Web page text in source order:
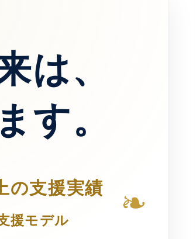
は、
す。
の支援実績
援モデル ❧